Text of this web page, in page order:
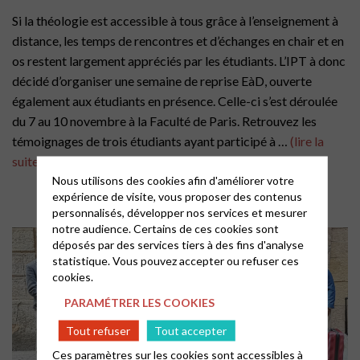
Si la théologie est accessible à tous grâce à l’enseignement à
distance, les temps de rencontres et d’échanges en chair et en
os restent largement appréciés par les étudiants. L’IPT à donc
décidé d’organiser une semaine de reprise EàD, ouverte
également aux étudiants en présence. Celle-ci s’est déroulée
du 7 au 10 novembre à la Faculté de Paris. Retrouvez les
témoignages de trois étudiants ayant participé à … (lire la
suite)
Nous utilisons des cookies afin d'améliorer votre
expérience de visite, vous proposer des contenus
personnalisés, développer nos services et mesurer
notre audience. Certains de ces cookies sont
déposés par des services tiers à des fins d'analyse
statistique. Vous pouvez accepter ou refuser ces
cookies.
PARAMÉTRER LES COOKIES
Tout refuser
Tout accepter
Ces paramètres sur les cookies sont accessibles à